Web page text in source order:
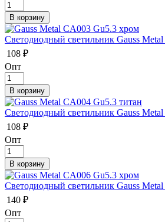
Светодиодный светильник Gauss
108 ₽
Опт
Светодиодный светильник Gauss
108 ₽
Опт
Светодиодный светильник Gauss
140 ₽
Опт